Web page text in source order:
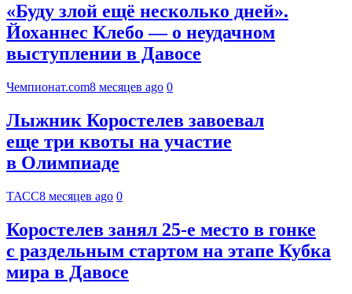
«Буду злой ещё несколько дней».
Йоханнес Клебо — о неудачном
выступлении в Давосе
Чемпионат.com8 месяцев ago 0
Лыжник Коростелев завоевал
еще три квоты на участие
в Олимпиаде
ТАСС8 месяцев ago 0
Коростелев занял 25‑е место в гонке
с раздельным стартом на этапе Кубка
мира в Давосе